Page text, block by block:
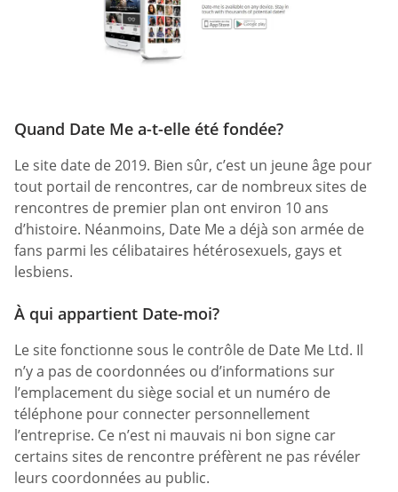
Quand Date Me a-t-elle été fondée?
Le site date de 2019. Bien sûr, c’est un jeune âge pour
tout portail de rencontres, car de nombreux sites de
rencontres de premier plan ont environ 10 ans
d’histoire. Néanmoins, Date Me a déjà son armée de
fans parmi les célibataires hétérosexuels, gays et
lesbiens.
À qui appartient Date-moi?
Le site fonctionne sous le contrôle de Date Me Ltd. Il
n’y a pas de coordonnées ou d’informations sur
l’emplacement du siège social et un numéro de
téléphone pour connecter personnellement
l’entreprise. Ce n’est ni mauvais ni bon signe car
certains sites de rencontre préfèrent ne pas révéler
leurs coordonnées au public.